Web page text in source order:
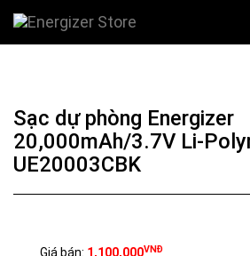
Sạc dự phòng Energizer
20,000mAh/3.7V Li-
UE20003CBK
Giá bán: 1,100,000VNĐ